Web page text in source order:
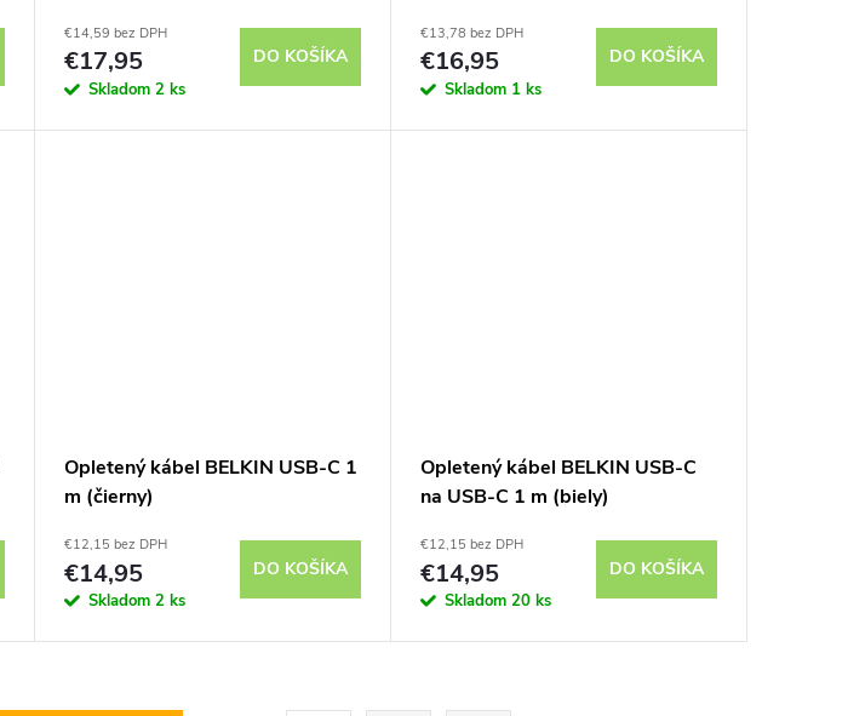
€14,59 bez DPH
€17,95
Skladom 2 ks
DO KOŠÍKA
€13,78 bez DPH
€16,95
Skladom 1 ks
DO KOŠÍKA
Opletený kábel BELKIN USB-C 1
m (čierny)
€12,15 bez DPH
€14,95
Skladom 2 ks
DO KOŠÍKA
Opletený kábel BELKIN USB-C
na USB-C 1 m (biely)
€12,15 bez DPH
€14,95
Skladom 20 ks
DO KOŠÍKA